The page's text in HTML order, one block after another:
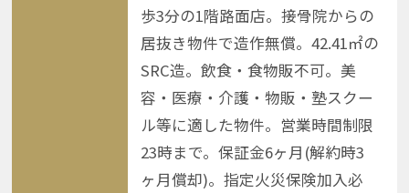
歩3分の1階路面店。接骨院からの
居抜き物件で造作無償。42.41㎡の
SRC造。飲食・食物販不可。美
容・医療・介護・物販・塾スクー
ル等に適した物件。営業時間制限
23時まで。保証金6ヶ月(解約時3
ヶ月償却)。指定火災保険加入必